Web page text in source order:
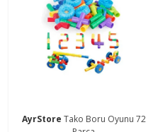
AyrStore Tako Boru Oyunu 72